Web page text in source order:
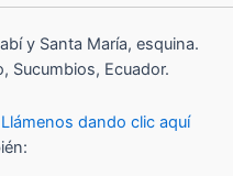
y Santa María, esquina.
Sucumbios, Ecuador.
Llámenos dando clic aquí